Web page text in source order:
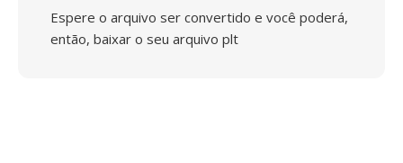
Espere o arquivo ser convertido e você poderá,
então, baixar o seu arquivo plt